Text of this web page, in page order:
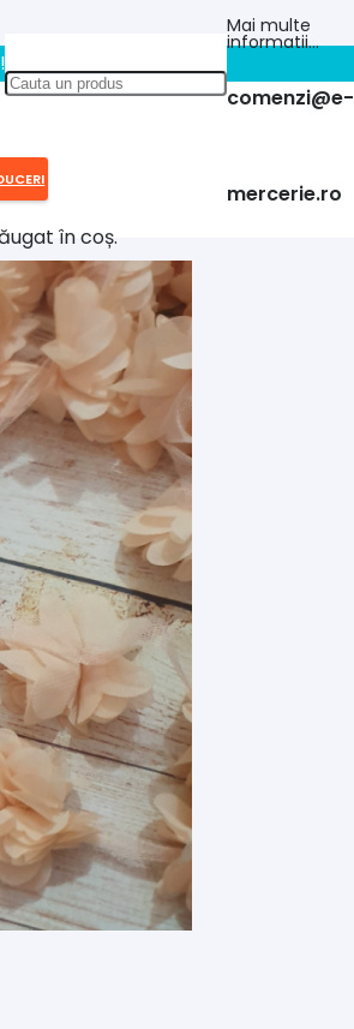
Mai multe
informatii…
comenzi@e-
mercerie.ro
în coș.